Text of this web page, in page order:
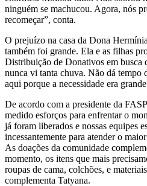
ninguém se machucou. Agora, nós
recomeçar”, conta.
O prejuízo na casa da Dona
também foi grande. Ela e as filhas
Distribuição de Donativos em busca
nunca vi tanta chuva. Não dá tempo
aqui porque a necessidade era
De acordo com a presidente da
medido esforços para enfrentar o
já foram liberados e nossas equipes
incessantemente para atender o
As doações da comunidade
momento, os itens que mais
roupas de cama, colchões, e
complementa Tatyana.